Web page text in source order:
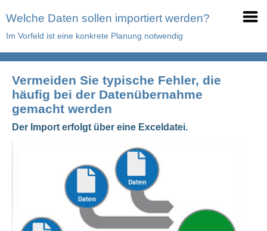
Welche Daten sollen importiert werden?
Im Vorfeld ist eine konkrete Planung notwendig
Vermeiden Sie typische Fehler, die
häufig bei der Datenübernahme
gemacht werden
Der Import erfolgt über eine Exceldatei.